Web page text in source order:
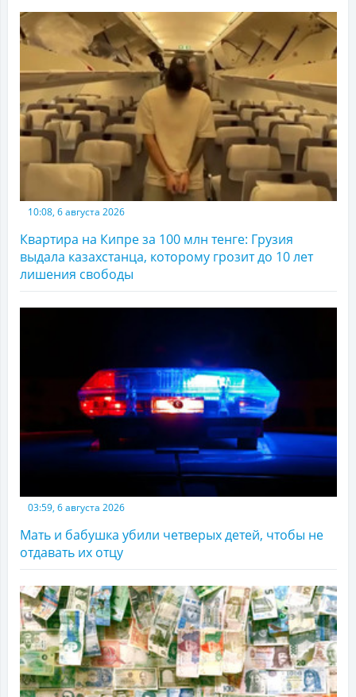
10:08, 6 августа 2026
Квартира на Кипре за 100 млн тенге: Грузия
выдала казахстанца, которому грозит до 10 лет
лишения свободы
03:59, 6 августа 2026
Мать и бабушка убили четверых детей, чтобы не
отдавать их отцу